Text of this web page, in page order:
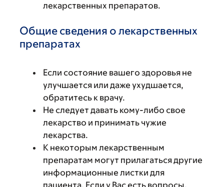
лекарственных препаратов.
Общие сведения о лекарственных
препаратах
Если состояние вашего здоровья не
улучшается или даже ухудшается,
обратитесь к врачу.
Не следует давать кому-либо свое
лекарство и принимать чужие
лекарства.
К некоторым лекарственным
препаратам могут прилагаться другие
информационные листки для
пациента. Если у Вас есть вопросы,